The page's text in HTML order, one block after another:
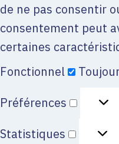
de ne pas consentir
consentement peut
certaines
Fonctionnel
Préférences
Statistiques